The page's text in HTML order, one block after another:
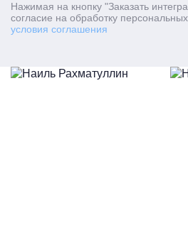
Нажимая на кнопку "Заказать
согласие на обработку
условия соглашения